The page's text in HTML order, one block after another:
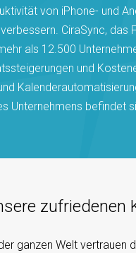
von iPhone- und
CiraSync, das
als 12.500
und
Unternehmens befindet
zufriedenen
ganzen Welt vertrauen